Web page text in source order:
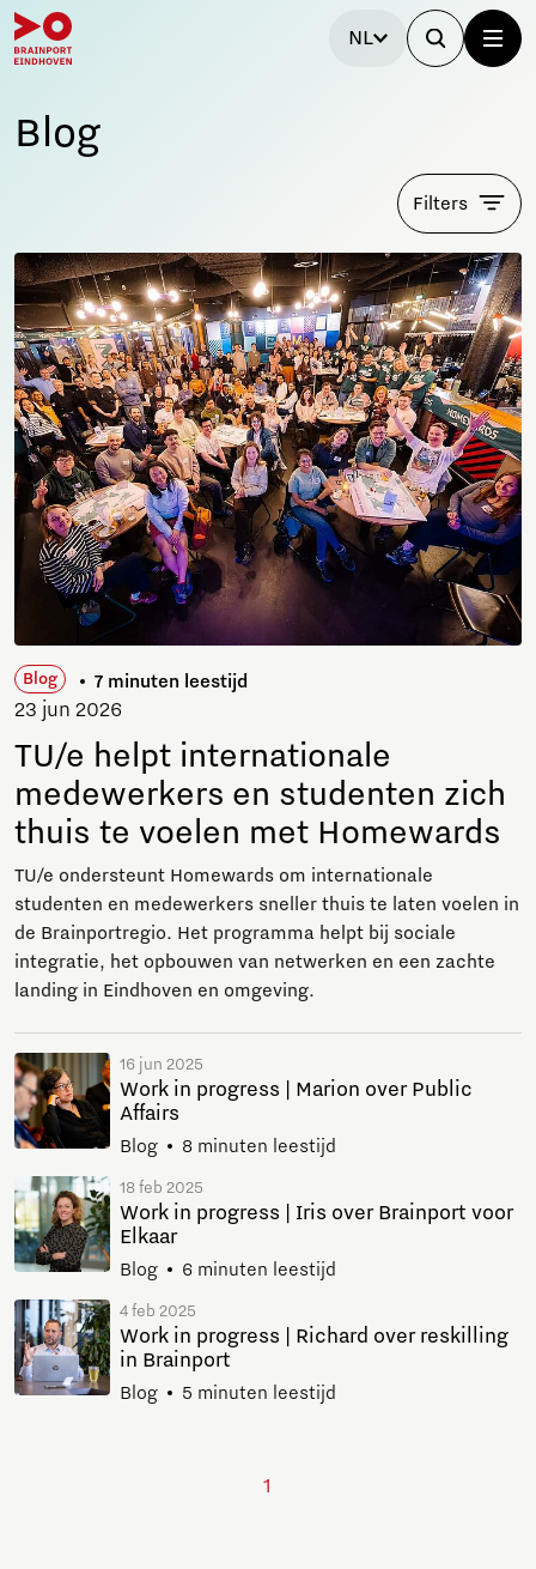
NL
Blog
Filters
Blog 7 minuten leestijd
23 jun 2026
TU/e helpt internationale
medewerkers en studenten zich
thuis te voelen met Homewards
TU/e ondersteunt Homewards om internationale
studenten en medewerkers sneller thuis te laten voelen in
de Brainportregio. Het programma helpt bij sociale
integratie, het opbouwen van netwerken en een zachte
landing in Eindhoven en omgeving.
16 jun 2025
Work in progress | Marion over Public
Affairs
Blog 8 minuten leestijd
18 feb 2025
Work in progress | Iris over Brainport voor
Elkaar
Blog 6 minuten leestijd
4 feb 2025
Work in progress | Richard over reskilling
in Brainport
Blog 5 minuten leestijd
1